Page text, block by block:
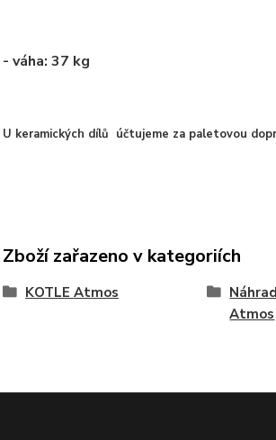
- váha: 37 kg
U keramických dílů účtujeme za paletovou
Zboží zařazeno v kategoriích
KOTLE Atmos
Atmos